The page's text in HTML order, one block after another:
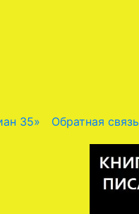
35» Обратная связь